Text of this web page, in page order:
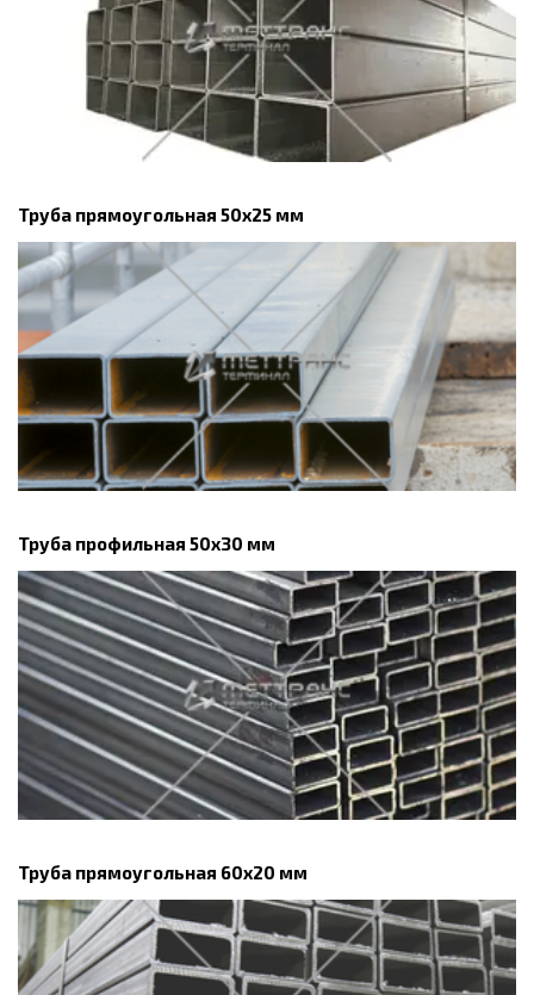
Труба прямоугольная 50х25 мм
Труба профильная 50х30 мм
Труба прямоугольная 60х20 мм